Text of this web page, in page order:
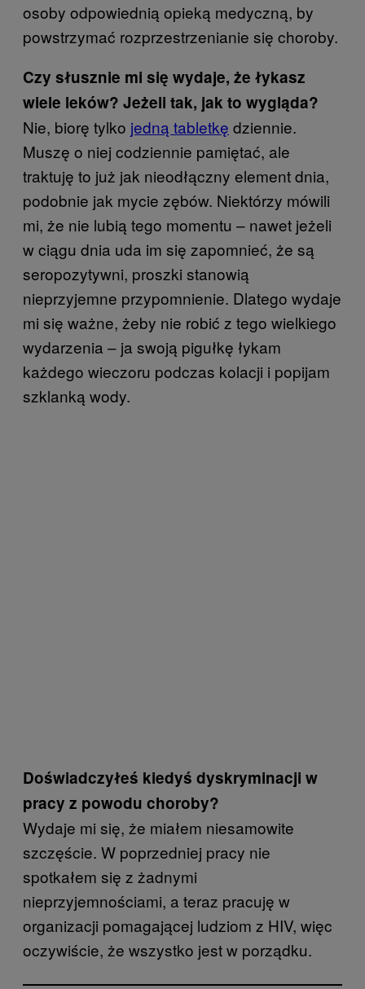
osoby odpowiednią opieką medyczną, by
powstrzymać rozprzestrzenianie się choroby.
Czy słusznie mi się wydaje, że łykasz
wiele leków? Jeżeli tak, jak to wygląda?
Nie, biorę tylko jedną tabletkę dziennie.
Muszę o niej codziennie pamiętać, ale
traktuję to już jak nieodłączny element dnia,
podobnie jak mycie zębów. Niektórzy mówili
mi, że nie lubią tego momentu – nawet jeżeli
w ciągu dnia uda im się zapomnieć, że są
seropozytywni, proszki stanowią
nieprzyjemne przypomnienie. Dlatego wydaje
mi się ważne, żeby nie robić z tego wielkiego
wydarzenia – ja swoją pigułkę łykam
każdego wieczoru podczas kolacji i popijam
szklanką wody.
Doświadczyłeś kiedyś dyskryminacji w
pracy z powodu choroby?
Wydaje mi się, że miałem niesamowite
szczęście. W poprzedniej pracy nie
spotkałem się z żadnymi
nieprzyjemnościami, a teraz pracuję w
organizacji pomagającej ludziom z HIV, więc
oczywiście, że wszystko jest w porządku.